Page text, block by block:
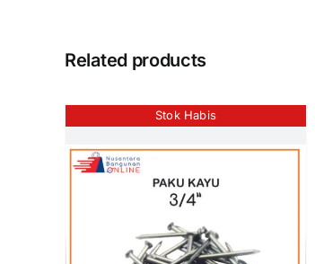
Related products
Stok Habis